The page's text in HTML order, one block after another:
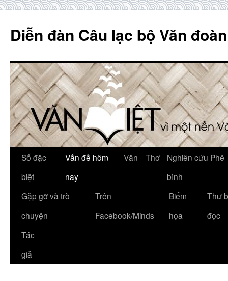
content
Diễn đàn Câu lạc bộ Văn
Số đặc
biệt
Vấn đề hôm
nay
Văn Thơ
Nghiên cứu Phê
bình
Gặp gỡ và trò
chuyện
Trên
Facebook/Minds
Biếm
họa
Thư
đọc
Tác
giả